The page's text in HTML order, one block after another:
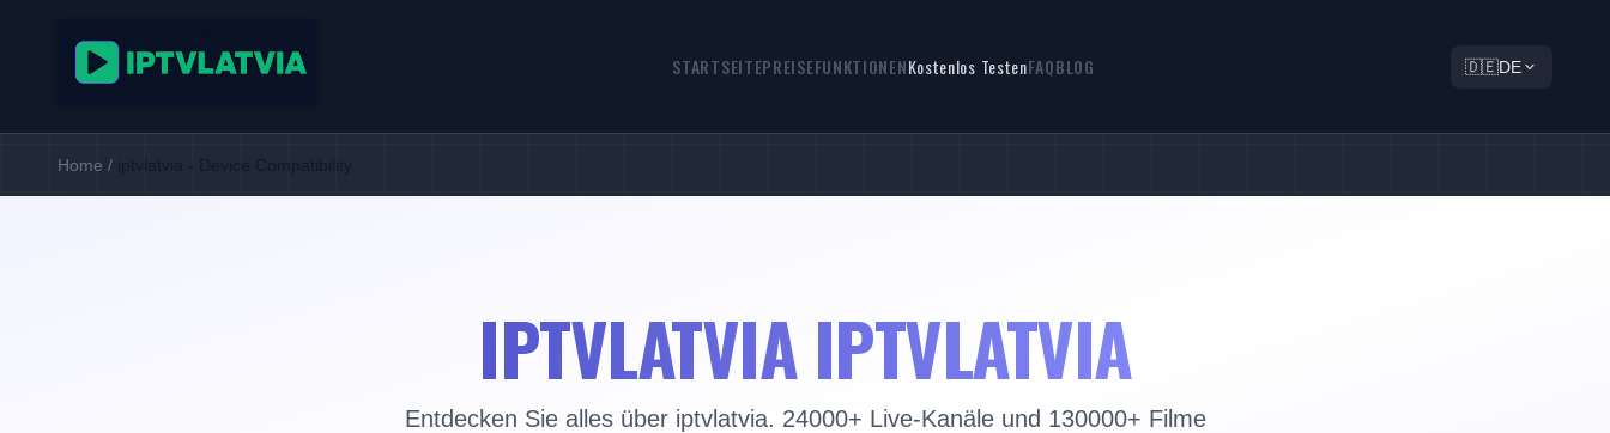
STARTSEITEPREISEFUNKTIONENKostenlos TestenFAQBLOG 🇩🇪DE
Home / iptvlatvia - Device Compatibility
IPTVLATVIA IPTVLATVIA
Entdecken Sie alles über iptvlatvia. 24000+ Live-Kanäle und 130000+ Filme